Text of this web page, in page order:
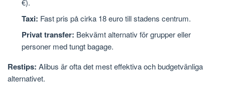
Taxi: Fast pris på cirka 18 euro till stadens centrum.
Privat transfer: Bekvämt alternativ för grupper eller
personer med tungt bagage.
Restips: Alibus är ofta det mest effektiva och budgetvänliga
alternativet.